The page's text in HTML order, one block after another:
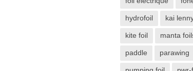
hydrofoil kai
kite foil manta
paddle parawing